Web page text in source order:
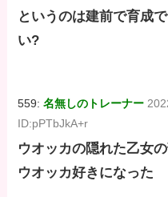
というのは建前で育成
い?
559:名無しのトレーナー
ID:pPTbJkA+r
ウオッカの隠れた乙女
ウオッカ好きになった